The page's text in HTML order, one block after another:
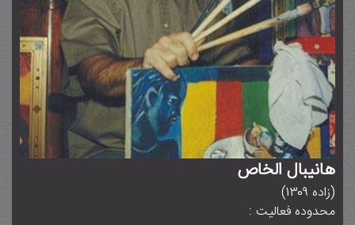
هانیبال الخاص
(زاده 1309)
محدوده فعالیت :